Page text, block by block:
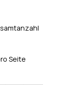
Seite